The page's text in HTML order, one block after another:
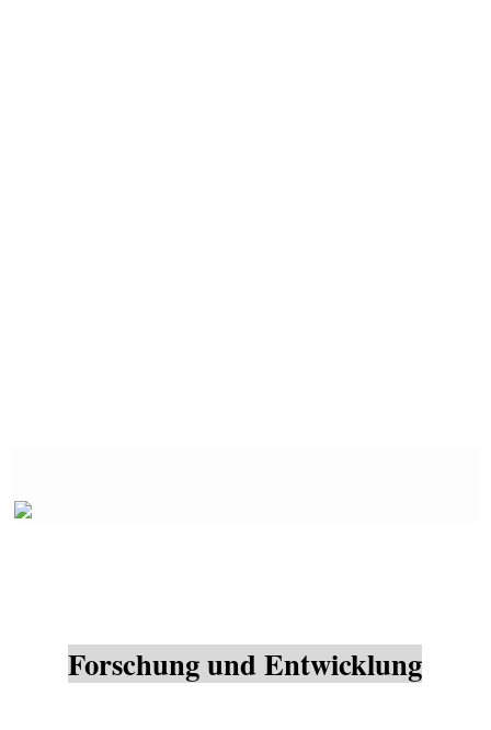
Forschung und Entwicklung